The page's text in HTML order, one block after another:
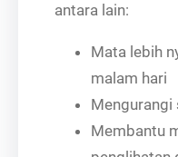
antara lain:
Mata lebih
malam hari
Mengurangi
Membantu